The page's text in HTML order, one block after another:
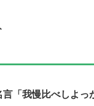
「我慢比べしよっ